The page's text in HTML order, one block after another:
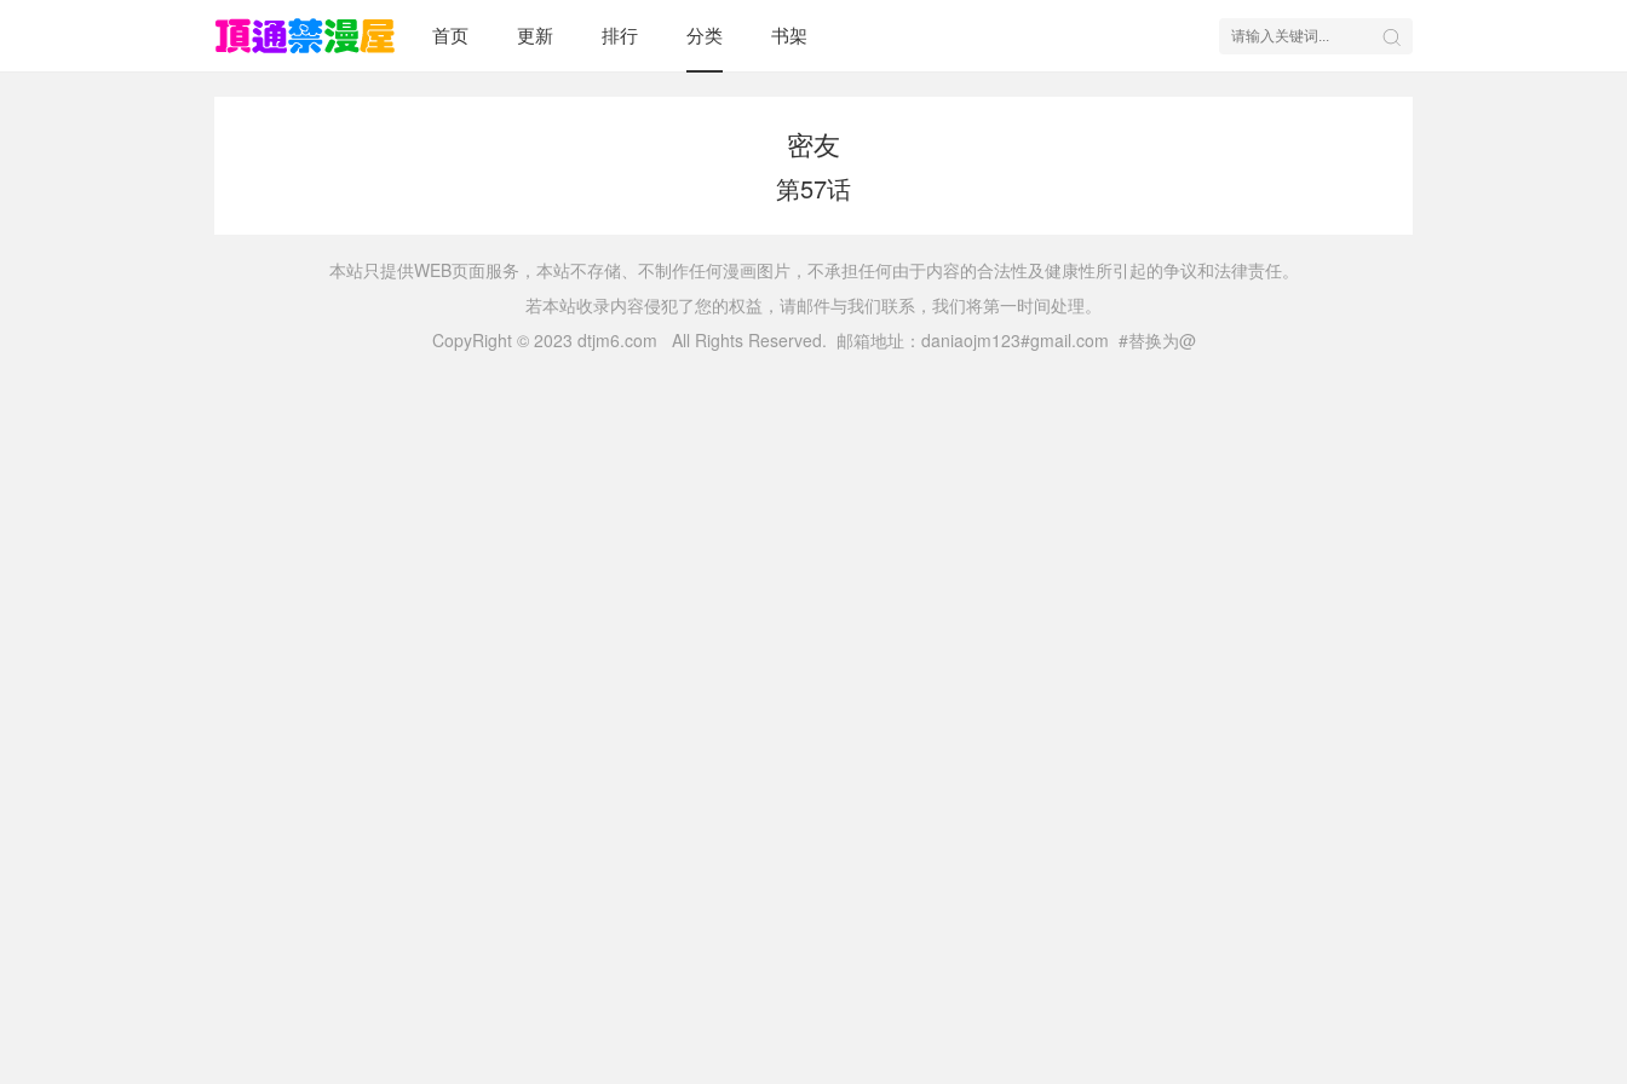
首页 更新 排行 分类 书架
密友
第57话
本站只提供WEB页面服务，本站不存储、不制作任何漫画图片，不承担任何由于内容的合法性及健康性所引起的争议和法律责任。
若本站收录内容侵犯了您的权益，请邮件与我们联系，我们将第一时间处理。
CopyRight © 2023 dtjm6.com All Rights Reserved. 邮箱地址：daniaojm123#gmail.com #替换为@